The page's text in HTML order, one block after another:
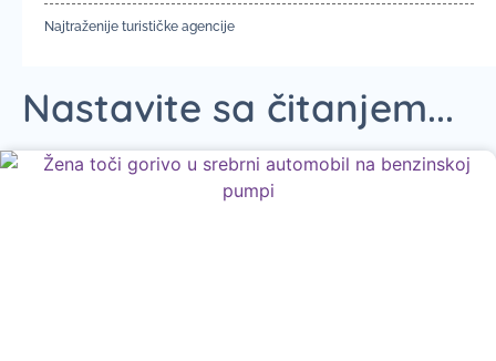
Najtraženije turističke agencije
Nastavite sa čitanjem...